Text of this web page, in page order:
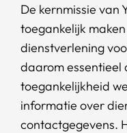
De kernmissie van
toegankelijk
dienstverlening
daarom essentieel
toegankelijkheid
informatie over
contactgegevens.